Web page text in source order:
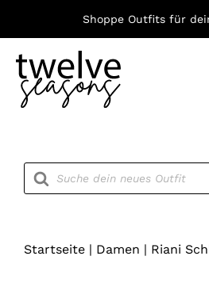
springen
Shoppe Outfits für
Products
search
Startseite| Damen | Riani